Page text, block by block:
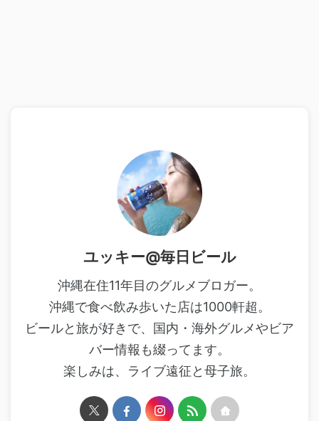
ユッキー@毎日ビール
沖縄在住11年目のグルメブロガー。
沖縄で食べ飲み歩いた店は1000軒超。
ビールと旅が好きで、国内・海外グルメやビア
バー情報も綴ってます。
楽しみは、ライブ遠征と母子旅。